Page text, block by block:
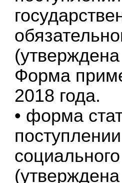
Форма
2018 года.
• форма